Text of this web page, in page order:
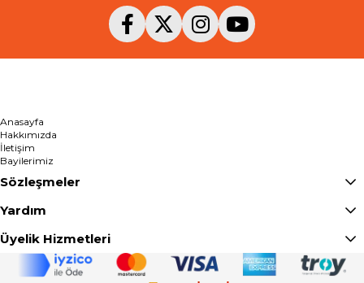
Anasayfa
Hakkımızda
İletişim
Bayilerimiz
Sözleşmeler
Yardım
Üyelik Hizmetleri